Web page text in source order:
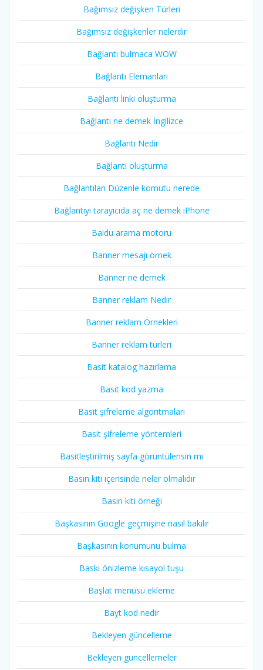
Bağımsız değişken Türleri
Bağımsız değişkenler nelerdir
Bağlantı bulmaca WOW
Bağlantı Elemanları
Bağlantı linki oluşturma
Bağlantı ne demek İngilizce
Bağlantı Nedir
Bağlantı oluşturma
Bağlantıları Düzenle komutu nerede
Bağlantıyı tarayıcıda aç ne demek iPhone
Baidu arama motoru
Banner mesajı örnek
Banner ne demek
Banner reklam Nedir
Banner reklam Örnekleri
Banner reklam türleri
Basit katalog hazırlama
Basit kod yazma
Basit şifreleme algoritmaları
Basit şifreleme yöntemleri
Basitleştirilmiş sayfa görüntülensin mı
Basın kiti içerisinde neler olmalıdır
Basın kiti örneği
Başkasının Google geçmişine nasıl bakılır
Başkasının konumunu bulma
Baskı önizleme kısayol tuşu
Başlat menüsü ekleme
Bayt kod nedir
Bekleyen güncelleme
Bekleyen güncellemeler